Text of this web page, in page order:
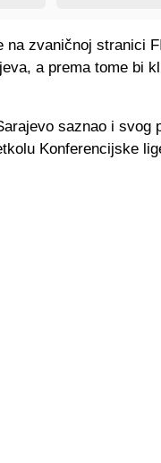
na zvaničnoj stranici
a prema tome bi
saznao i
Konferencijske